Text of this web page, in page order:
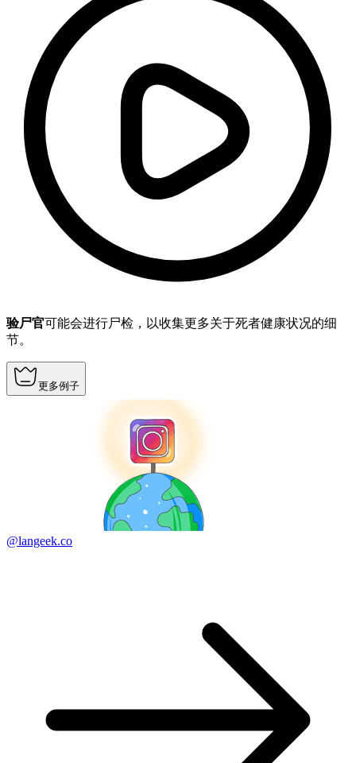
验尸官可能会进行尸检，以收集更多关于死者健康状况的细
节。
更多例子
@langeek.co